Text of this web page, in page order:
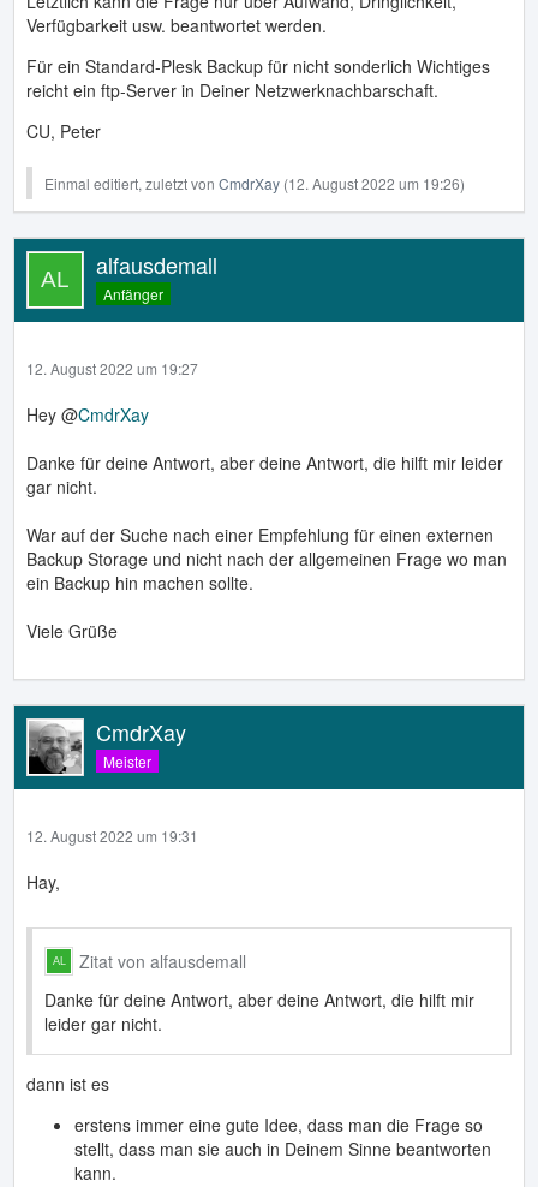
Verfügbarkeit usw. beantwortet werden.
Für ein Standard-Plesk Backup für nicht sonderlich Wichtiges
reicht ein ftp-Server in Deiner Netzwerknachbarschaft.
CU, Peter
Einmal editiert, zuletzt von CmdrXay (12. August 2022 um 19:26)
alfausdemall
Anfänger
12. August 2022 um 19:27
Hey @CmdrXay
Danke für deine Antwort, aber deine Antwort, die hilft mir leider
gar nicht.
War auf der Suche nach einer Empfehlung für einen externen
Backup Storage und nicht nach der allgemeinen Frage wo man
ein Backup hin machen sollte.
Viele Grüße
CmdrXay
Meister
12. August 2022 um 19:31
Hay,
Zitat von alfausdemall
Danke für deine Antwort, aber deine Antwort, die hilft mir
leider gar nicht.
dann ist es
erstens immer eine gute Idee, dass man die Frage so
stellt, dass man sie auch in Deinem Sinne beantworten
kann.